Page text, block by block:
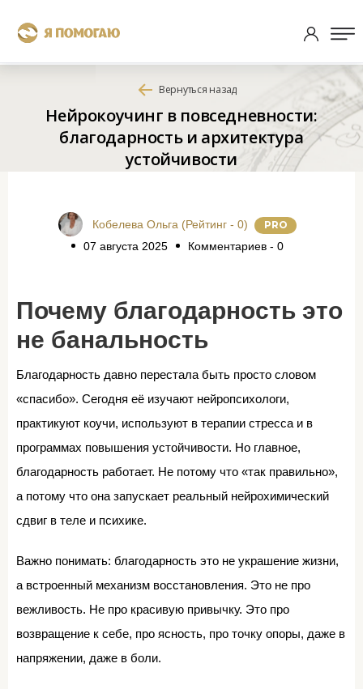
Вернуться назад
Нейрокоучинг в повседневности:
благодарность и архитектура
устойчивости
Кобелева Ольга (Рейтинг - 0) PRO
07 августа 2025 Комментариев - 0
Почему благодарность это
не банальность
Благодарность давно перестала быть просто словом
«спасибо». Сегодня её изучают нейропсихологи,
практикуют коучи, используют в терапии стресса и в
программах повышения устойчивости. Но главное,
благодарность работает. Не потому что «так правильно»,
а потому что она запускает реальный нейрохимический
сдвиг в теле и психике.
Важно понимать: благодарность это не украшение жизни,
а встроенный механизм восстановления. Это не про
вежливость. Не про красивую привычку. Это про
возвращение к себе, про ясность, про точку опоры, даже в
напряжении, даже в боли.